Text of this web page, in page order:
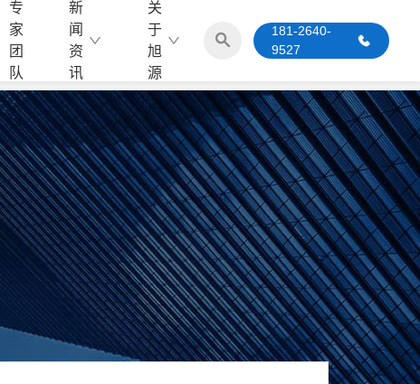
专
家
团
队
新
闻
资
讯
关
于
旭
源
181-2640-
9527